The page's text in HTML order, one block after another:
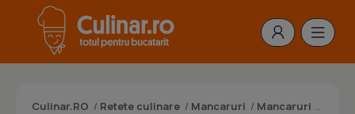
Culinar.RO / Retete culinare / Mancaruri / Mancaruri cu carne